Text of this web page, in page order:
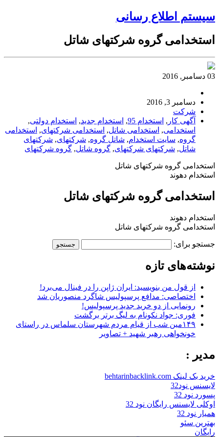
سیستم اطلاع رسانی
استخدامی گروه شرکتهای شاتل
03 دسامبر, 2016
دسامبر 3, 2016
شرکت
آگهی کار , استخدام 95 , استخدام جدید, استخدام دولتی,
استخدامی, استخدامی شاتل, استخدامی شرکتهای, استخدامی
گروه, سایت استخدام, شاتل گروه, شرکتهای, شرکتهای
شاتل, شرکتهای شرکتهای, گروه شاتل, گروه شرکتهای
استخدامی گروه شرکتهای شاتل
استخدام دهوند
استخدامی گروه شرکتهای شاتل
استخدام دهوند
استخدامی گروه شرکتهای شاتل
جستجو برای:
نوشته‌های تازه
از قول من بنویسید: ایران ژاپن را در فینال می‌برد!
اختصاصی: مدافع پرسپولیس شاگرد منصوریان شد
رونمایی از دو خرید جدید پرسپولیس!
فوری: جواد نکونام به لیگ برتر برگشت
۱۴۹مین شب از قیام مردم شهرستان سلماس در راستای
خونخواهی رهبر شهید + تصاویر
مدیر :
خرید بک لینک behtarinbacklink.com
لایسنس نود32
پسورد نود 32
اوکلی لایسنس رایگان نود 32
همیار نود 32
بهترین سئو
رایگان